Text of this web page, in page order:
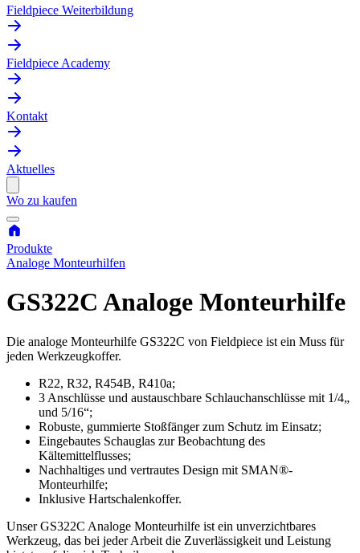
Fieldpiece Weiterbildung
Fieldpiece Academy
Kontakt
Aktuelles
Wo zu kaufen
Produkte
Analoge Monteurhilfen
GS322C Analoge Monteurhilfe
Die analoge Monteurhilfe GS322C von Fieldpiece ist ein Muss für
jeden Werkzeugkoffer.
R22, R32, R454B, R410a;
3 Anschlüsse und austauschbare Schlauchanschlüsse mit 1/4„
und 5/16“;
Robuste, gummierte Stoßfänger zum Schutz im Einsatz;
Eingebautes Schauglas zur Beobachtung des
Kältemittelflusses;
Nachhaltiges und vertrautes Design mit SMAN®-
Monteurhilfe;
Inklusive Hartschalenkoffer.
Unser GS322C Analoge Monteurhilfe ist ein unverzichtbares
Werkzeug, das bei jeder Arbeit die Zuverlässigkeit und Leistung